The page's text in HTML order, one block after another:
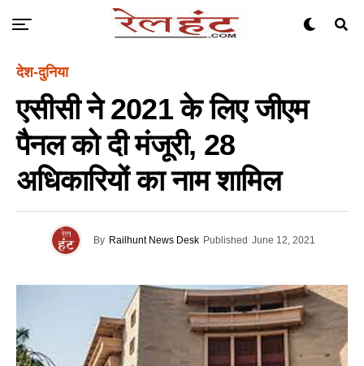
देश-दुनिया
एसीसी ने 2021 के लिए जीएम
पैनल को दी मंजूरी, 28
अधिकारियों का नाम शामिल
By Railhunt News Desk Published June 12, 2021